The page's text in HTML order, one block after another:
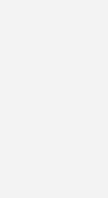
starren
Pilotprojekt in
für
Standard für